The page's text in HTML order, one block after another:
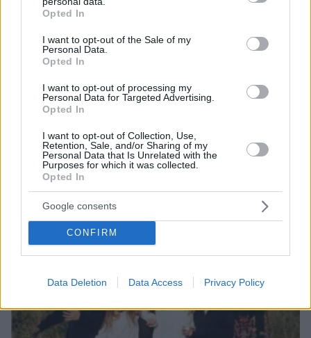
grant or deny consent to Google and its third-party tags to
use your data for below specified purposes in below Google
consent section.
Opted In
I want to opt-out of the Sale of my
Personal Data.
Opted In
I want to opt-out of processing my
Personal Data for Targeted Advertising.
Opted In
I want to opt-out of Collection, Use,
Retention, Sale, and/or Sharing of my
Personal Data that Is Unrelated with the
Purposes for which it was collected.
Opted In
Google consents
CONFIRM
Data Deletion Data Access Privacy Policy
Φωτιά στο Λασίθι, κοντά στον οικισμό Καρύδι, 112 για
ετοιμότητα
ΔΕΙΤΕ ΟΛΕΣ ΤΙΣ ΕΙΔΗΣΕΙΣ